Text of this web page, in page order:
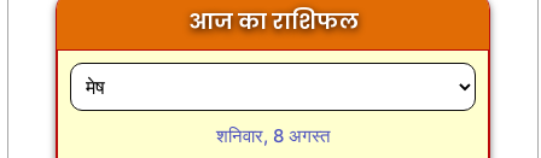
आज का राशिफल
शनिवार, 8 अगस्त